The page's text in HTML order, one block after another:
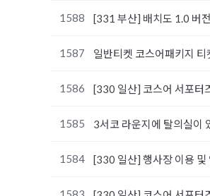
1588 [331 부산] 배치도 1.0 버
1587 일반티켓 코스어패키지 티
1586 [330 일산] 코스어 서포터
1585 3서코 라운지에 탈의실이
1584 [330 일산] 행사장 이용 및